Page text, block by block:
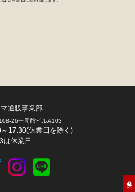
通販事業部
26一周館ビルA103
17:30(休業日を除く)
は休業日